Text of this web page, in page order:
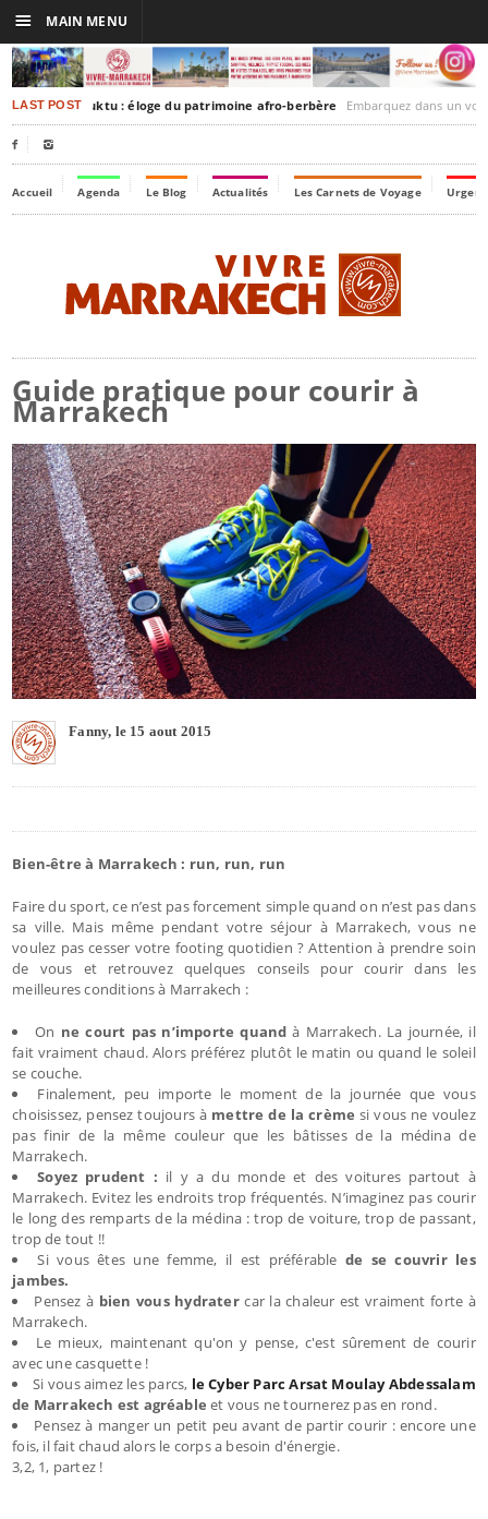
LAST POSTTimbuktu : éloge du patrimoine afro-berbère Embarquez dans un voyage culturel dans le
 
Accueil Agenda Le Blog Actualités Les Carnets de Voyage
Guide pratique pour courir à
Marrakech
Fanny, le 15 aout 2015
Bien-être à Marrakech : run, run, run
Faire du sport, ce n’est pas forcement simple quand on n’est pas dans
sa ville. Mais même pendant votre séjour à Marrakech, vous ne
voulez pas cesser votre footing quotidien ? Attention à prendre soin
de vous et retrouvez quelques conseils pour courir dans les
meilleures conditions à Marrakech :
On ne court pas n’importe quand à Marrakech. La journée, il
fait vraiment chaud. Alors préférez plutôt le matin ou quand le soleil
se couche.
Finalement, peu importe le moment de la journée que vous
choisissez, pensez toujours à mettre de la crème si vous ne voulez
pas finir de la même couleur que les bâtisses de la médina de
Marrakech.
Soyez prudent : il y a du monde et des voitures partout à
Marrakech. Evitez les endroits trop fréquentés. N’imaginez pas courir
le long des remparts de la médina : trop de voiture, trop de passant,
trop de tout !!
Si vous êtes une femme, il est préférable de se couvrir les
jambes.
Pensez à bien vous hydratercar la chaleur est vraiment forte à
Marrakech.
Le mieux, maintenant qu'on y pense, c'est sûrement de courir
avec une casquette !
Si vous aimez les parcs, le Cyber Parc Arsat Moulay Abdessalam
de Marrakech est agréable et vous ne tournerez pas en rond.
Pensez à manger un petit peu avant de partir courir : encore une
fois, il fait chaud alors le corps a besoin d'énergie.
3,2, 1, partez !
☰ MAIN MENU